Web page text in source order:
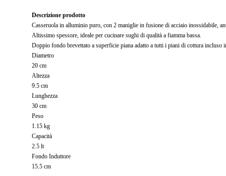
Descrizione prodotto
Casseruola in alluminio puro, con 2 maniglie in fusione di acciaio inossidabile,
Altissimo spessore, ideale per cucinare sughi di qualità a fiamma bassa.
Doppio fondo brevettato a superficie piana adatto a tutti i piani di cottura incluso
Diametro
20 cm
Altezza
9.5 cm
Lunghezza
30 cm
Peso
1.15 kg
Capacità
2.5 lt
Fondo Induttore
15.5 cm